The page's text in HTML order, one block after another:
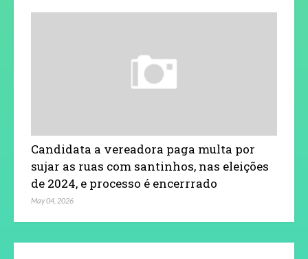
Candidata a vereadora paga multa por
sujar as ruas com santinhos, nas eleições
de 2024, e processo é encerrrado
May 04, 2026